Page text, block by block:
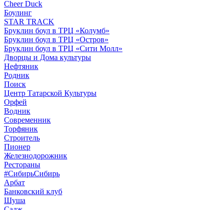
Cheer Duck
Боулинг
STAR TRACK
Бруклин боул в ТРЦ «Колумб»
Бруклин боул в ТРЦ «Остров»
Бруклин боул в ТРЦ «Сити Молл»
Дворцы и Дома культуры
Нефтяник
Родник
Поиск
Центр Татарской Культуры
Орфей
Водник
Современник
Торфяник
Строитель
Пионер
Железнодорожник
Рестораны
#СибирьСибирь
Арбат
Банковский клуб
Шуша